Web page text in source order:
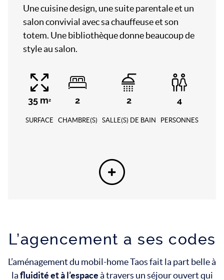
Une cuisine design, une suite parentale et un
salon convivial avec sa chauffeuse et son
totem. Une bibliothèque donne beaucoup de
style au salon.
35 m2
SURFACE
2
CHAMBRE(S)
2
SALLE(S) DE BAIN
4
PERSONNES
L’agencement a ses codes
L’aménagement du mobil-home Taos fait la part belle à
lafluidité et à l’espaceà travers un séjour ouvert qui